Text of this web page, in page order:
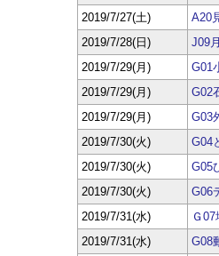
2019/7/27(土)
A20
2019/7/28(日)
J09
2019/7/29(月)
G01
2019/7/29(月)
G02
2019/7/29(月)
G03
2019/7/30(火)
G04
2019/7/30(火)
G05
2019/7/30(火)
G06
2019/7/31(水)
Ｇ
2019/7/31(水)
G08